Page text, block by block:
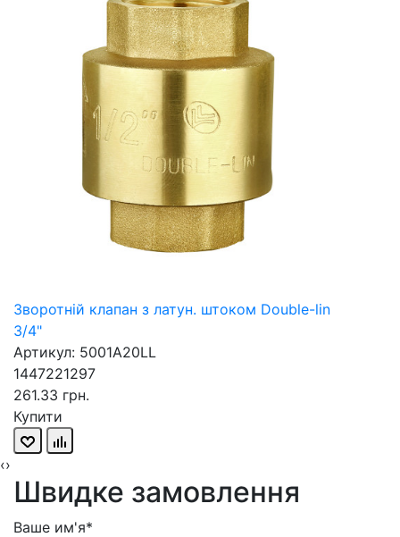
Зворотній клапан з латун. штоком Double-lin
3/4"
Артикул: 5001A20LL
1447221297
261.33 грн.
Купити
‹›
Швидке замовлення
Ваше им'я*